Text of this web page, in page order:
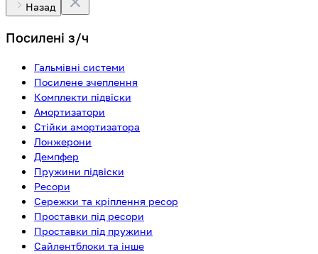
Назад
Посилені з/ч
Гальмівні системи
Посилене зчеплення
Комплекти підвіски
Амортизатори
Стійки амортизатора
Лонжерони
Демпфер
Пружини підвіски
Ресори
Сережки та кріплення ресор
Проставки під ресори
Проставки під пружини
Сайлентблоки та інше